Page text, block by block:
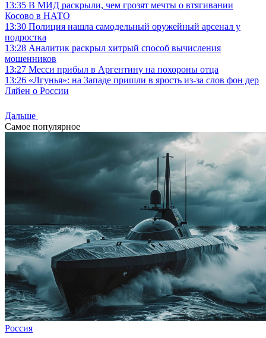
13:35 В МИД раскрыли, чем грозят мечты о втягивании
Косово в НАТО
13:30 Полиция нашла самодельный оружейный арсенал у
подростка
13:28 Аналитик раскрыл хитрый способ вычисления
мошенников
13:27 Месси прибыл в Аргентину на похороны отца
13:26 «Лгунья»: на Западе пришли в ярость из-за слов фон дер
Ляйен о России
Дальше
Самое популярное
Россия